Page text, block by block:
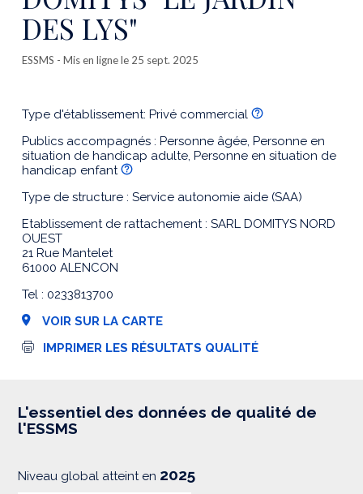
DES LYS"
ESSMS - Mis en ligne le 25 sept. 2025
Type d'établissement: Privé commercial
Publics accompagnés : Personne âgée, Personne en
situation de handicap adulte, Personne en situation de
handicap enfant
Type de structure : Service autonomie aide (SAA)
Etablissement de rattachement : SARL DOMITYS NORD
OUEST
21 Rue Mantelet
61000 ALENCON
Tel : 0233813700
VOIR SUR LA CARTE
I
s
i
IMPRIMER LES RÉSULTATS QUALITÉ
L'essentiel des données de qualité de
l'ESSMS
Niveau global atteint en 2025